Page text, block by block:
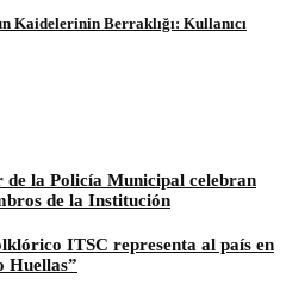
Kaidelerinin Berraklığı: Kullanıcı
la Policía Municipal celebran
de la Institución
ITSC representa al país en
Huellas”